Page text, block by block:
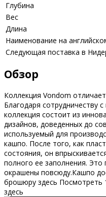
Глубина
Вес
Длина
Наименование на
Следующая поставка в
Обзор
Коллекция Vondom
Благодаря сотрудничеству
коллекция состоит из
дизайнов, доведенных до
используемый для
кашпо. После того, как
состояния, он
полного ее заполнения. Это
окрашены повсюду.Кашпо
брошюру здесь Посмотреть
здесь